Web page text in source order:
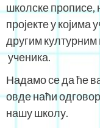
школске прописе,
пројекте у
другим
ученика.
Надамо се да ће
овде наћи
нашу школу.